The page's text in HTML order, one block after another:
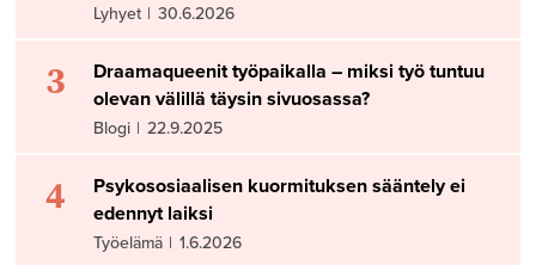
Lyhyet | 30.6.2026
3
Draamaqueenit työpaikalla – miksi työ tuntuu
olevan välillä täysin sivuosassa?
Blogi | 22.9.2025
4
Psykososiaalisen kuormituksen sääntely ei
edennyt laiksi
Työelämä | 1.6.2026